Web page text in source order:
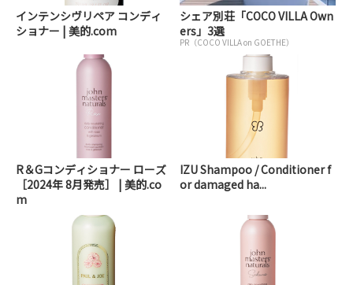
インテンシヴリペア コンディ
ショナー | 美的.com
シェア別荘「COCO VILLA Own
ers」3選
PR（COCO VILLA on GOETHE）
R＆Gコンディショナー ローズ
［2024年 8月発売］ | 美的.co
m
IZU Shampoo / Conditioner f
or damaged ha...